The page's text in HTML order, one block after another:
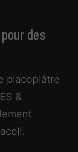
des
placoplâtre
&
.